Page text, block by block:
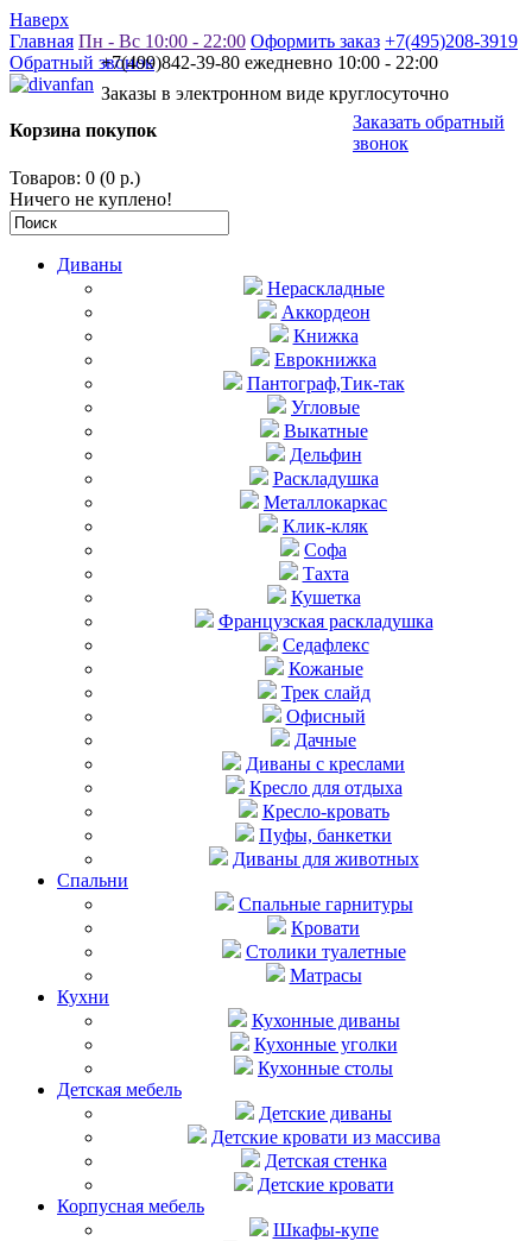
Наверх
Заказать обратный
звонок
+7(499)842-39-80 ежедневно 10:00 - 22:00
Заказы в электронном виде круглосуточно
Главная Пн - Вс 10:00 - 22:00 Оформить заказ +7(495)208-3919
Обратный звонок
Корзина покупок
Товаров: 0 (0 р.)
Ничего не куплено!
Диваны
Нераскладные
Аккордеон
Книжка
Еврокнижка
Пантограф,Тик-так
Угловые
Выкатные
Дельфин
Раскладушка
Металлокаркас
Клик-кляк
Софа
Тахта
Кушетка
Французская раскладушка
Седафлекс
Кожаные
Трек слайд
Офисный
Дачные
Диваны с креслами
Кресло для отдыха
Кресло-кровать
Пуфы, банкетки
Диваны для животных
Спальни
Cпальные гарнитуры
Кровати
Столики туалетные
Матрасы
Кухни
Кухонные диваны
Кухонные уголки
Кухонные столы
Детская мебель
Детские диваны
Детские кровати из массива
Детская стенка
Детские кровати
Корпусная мебель
Шкафы-купе